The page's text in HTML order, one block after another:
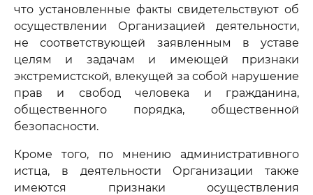
что установленные факты свидетельствуют об
осуществлении Организацией деятельности,
не соответствующей заявленным в уставе
целям и задачам и имеющей признаки
экстремистской, влекущей за собой нарушение
прав и свобод человека и гражданина,
общественного порядка, общественной
безопасности.
Кроме того, по мнению административного
истца, в деятельности Организации также
имеются признаки осуществления